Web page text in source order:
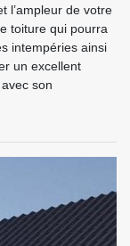
l’ampleur de votre
toiture qui pourra
intempéries ainsi
un excellent
son